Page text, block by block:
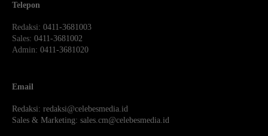
Telepon
Redaksi: 0411-3681003
Sales: 0411-3681002
Admin: 0411-3681020
Email
Redaksi: redaksi@celebesmedia.id
Sales & Marketing: sales.cm@celebesmedia.id